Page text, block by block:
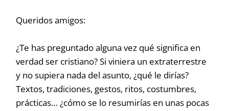
Queridos amigos:
¿Te has preguntado alguna vez qué significa en
verdad ser cristiano? Si viniera un extraterrestre
y no supiera nada del asunto, ¿qué le dirías?
Textos, tradiciones, gestos, ritos, costumbres,
prácticas… ¿cómo se lo resumirías en unas pocas